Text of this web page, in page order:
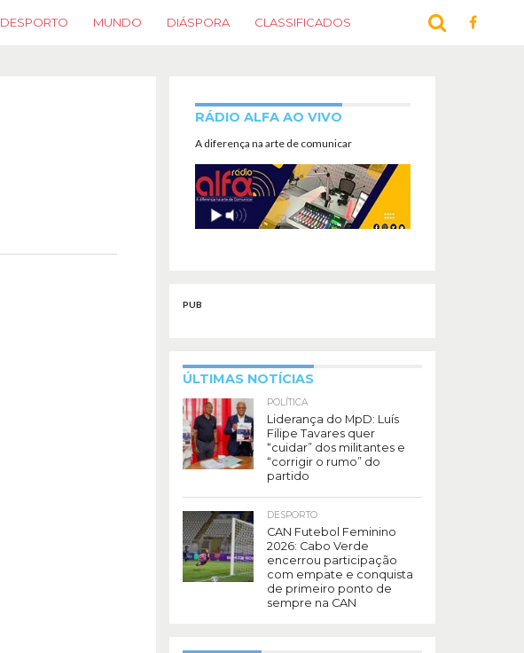
DESPORTO MUNDO DIÁSPORA CLASSIFICADOS
RÁDIO ALFA AO VIVO
A diferença na arte de comunicar
PUB
ÚLTIMAS NOTÍCIAS
POLÍTICA
Liderança do MpD: Luís
Filipe Tavares quer
“cuidar” dos militantes e
“corrigir o rumo” do
partido
DESPORTO
CAN Futebol Feminino
2026: Cabo Verde
encerrou participação
com empate e conquista
de primeiro ponto de
sempre na CAN